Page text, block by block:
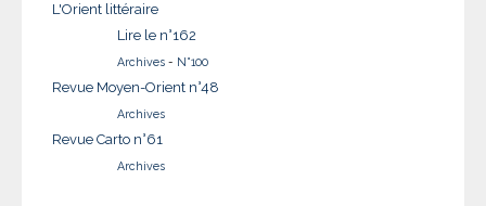
L'Orient littéraire
Lire le n°162
Archives - N°100
Revue Moyen-Orient n°48
Archives
Revue Carto n°61
Archives